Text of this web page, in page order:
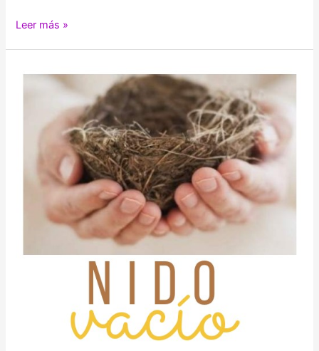
Depresión
Mayores
Leer más »